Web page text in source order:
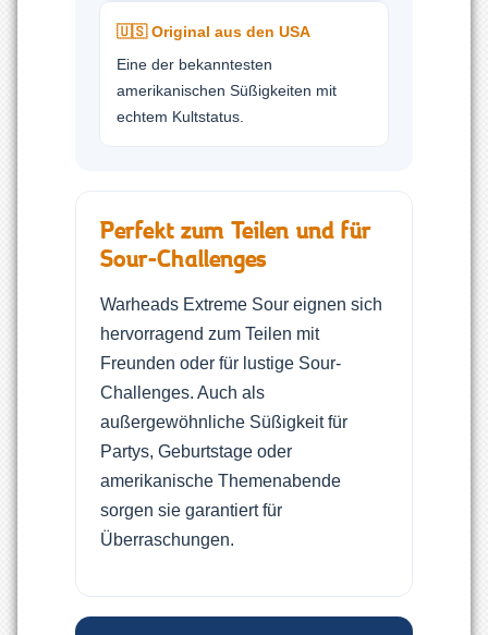
🇺🇸 Original aus den USA
Eine der bekanntesten
amerikanischen Süßigkeiten mit
echtem Kultstatus.
Perfekt zum Teilen und für
Sour-Challenges
Warheads Extreme Sour eignen sich
hervorragend zum Teilen mit
Freunden oder für lustige Sour-
Challenges. Auch als
außergewöhnliche Süßigkeit für
Partys, Geburtstage oder
amerikanische Themenabende
sorgen sie garantiert für
Überraschungen.